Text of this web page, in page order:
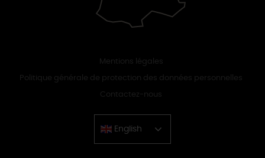
Mentions légales
Politique générale de protection des données personnelles
Contactez-nous
English
Chinese